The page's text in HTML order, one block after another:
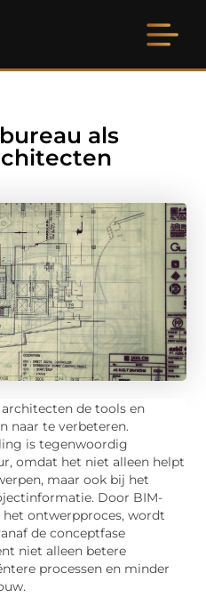
als
de tools en
naar te verbeteren.
is tegenwoordig
omdat het niet alleen helpt
maar ook bij het
Door BIM-
ontwerpproces, wordt
de conceptfase
niet alleen betere
processen en minder